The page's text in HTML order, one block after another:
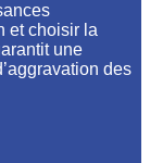
et choisir la
une
des